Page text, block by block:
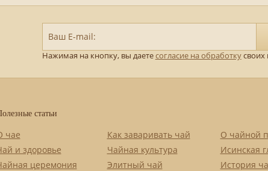
Ваш E-mail:
Нажимая на кнопку, вы даетесогласие на обработкусвоих
статьи
чае
и здоровье
церемония
Как заваривать чай
Чайная культура
Элитный чай
О чайной
Исинская
История